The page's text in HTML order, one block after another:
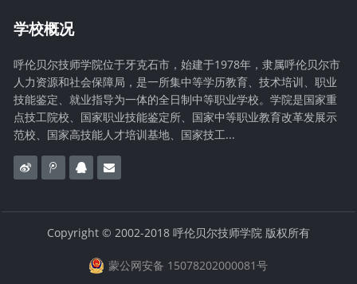
学校概况
呼伦贝尔技师学院位于牙克石市，始建于1978年，隶属呼伦贝尔市
人力资源和社会保障局，是一所集中等学历教育、技术培训、职业
技能鉴定、就业指导为一体的全日制中等职业学校。学院是国家重
点技工院校、国家职业技能鉴定所、国家中等职业教育改革发展示
范校、国家高技能人才培训基地、国家技工...
Copyright © 2002-2018 呼伦贝尔技师学院 版权所有
蒙公网安备 15078202000081号